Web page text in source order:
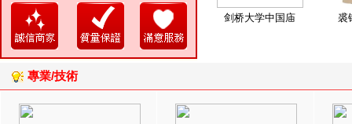
剑桥大学中国庙 裘
專業/技術